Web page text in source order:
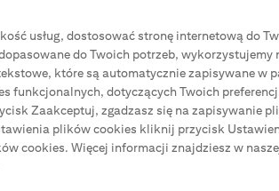
usług, dostosować stronę internetową do
do Twoich potrzeb, wykorzystujemy
które są automatycznie zapisywane w
funkcjonalnych, dotyczących Twoich
Zaakceptuj, zgadzasz się na zapisywanie
plików cookies kliknij przycisk
cookies. Więcej informacji znajdziesz w